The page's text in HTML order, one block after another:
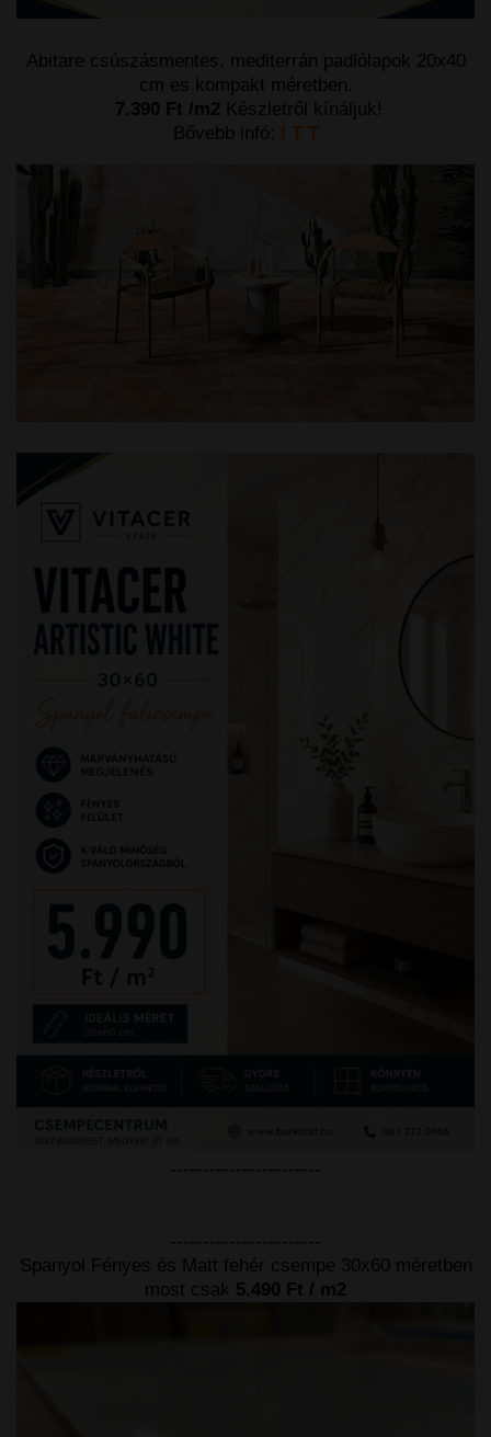
Abitare csúszásmentes, mediterrán padlólapok 20x40
cm es kompakt méretben.
7.390 Ft /m2 Készletről kínáljuk!
Bővebb infó: I T T
-----------------------
-----------------------
Spanyol Fényes és Matt fehér csempe 30x60 méretben
most csak 5.490 Ft / m2